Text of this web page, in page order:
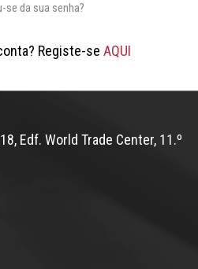
se da sua senha?
Registe-se AQUI
Edf. World Trade Center, 11.º